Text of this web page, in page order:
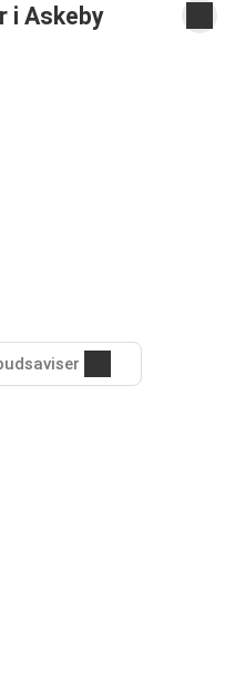
i Askeby